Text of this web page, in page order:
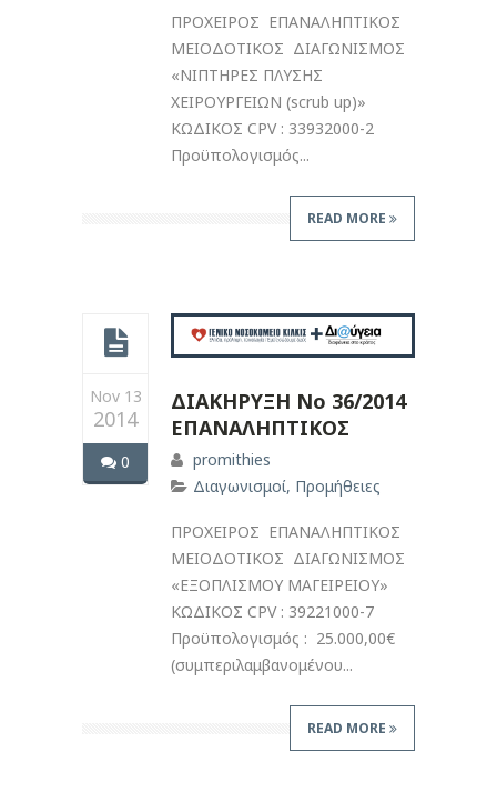
ΠΡΟΧΕΙΡΟΣ ΕΠΑΝΑΛΗΠΤΙΚΟΣ
ΜΕΙΟΔΟΤΙΚΟΣ ΔΙΑΓΩΝΙΣΜΟΣ
«ΝΙΠΤΗΡΕΣ ΠΛΥΣΗΣ
ΧΕΙΡΟΥΡΓΕΙΩΝ (scrub up)»
ΚΩΔΙΚΟΣ CPV : 33932000-2
Προϋπολογισμός...
READ MORE
Nov 13
2014
0
ΔΙΑΚΗΡΥΞΗ Νο 36/2014
ΕΠΑΝΑΛΗΠΤΙΚΟΣ
promithies
Διαγωνισμοί, Προμήθειες
ΠΡΟΧΕΙΡΟΣ ΕΠΑΝΑΛΗΠΤΙΚΟΣ
ΜΕΙΟΔΟΤΙΚΟΣ ΔΙΑΓΩΝΙΣΜΟΣ
«ΕΞΟΠΛΙΣΜΟΥ ΜΑΓΕΙΡΕΙΟΥ»
ΚΩΔΙΚΟΣ CPV : 39221000-7
Προϋπολογισμός : 25.000,00€
(συμπεριλαμβανομένου...
READ MORE